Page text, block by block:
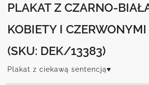
PLAKAT Z CZARNO-
KOBIETY I
(SKU: DEK/13383)
Plakat z ciekawą sentencją♥